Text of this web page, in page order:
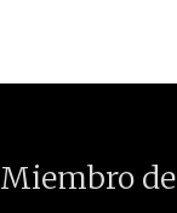
Miembro de